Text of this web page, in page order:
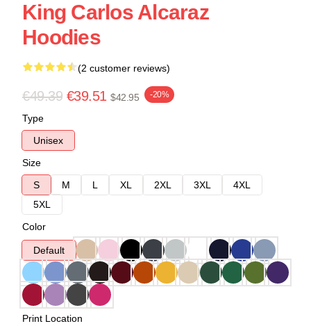
King Carlos Alcaraz
Hoodies
(2 customer reviews)
€49.39 €39.51 $42.95 -20%
Type
Unisex
Size
S
M L XL 2XL 3XL
4XL
5XL
Color
Default
Print Location